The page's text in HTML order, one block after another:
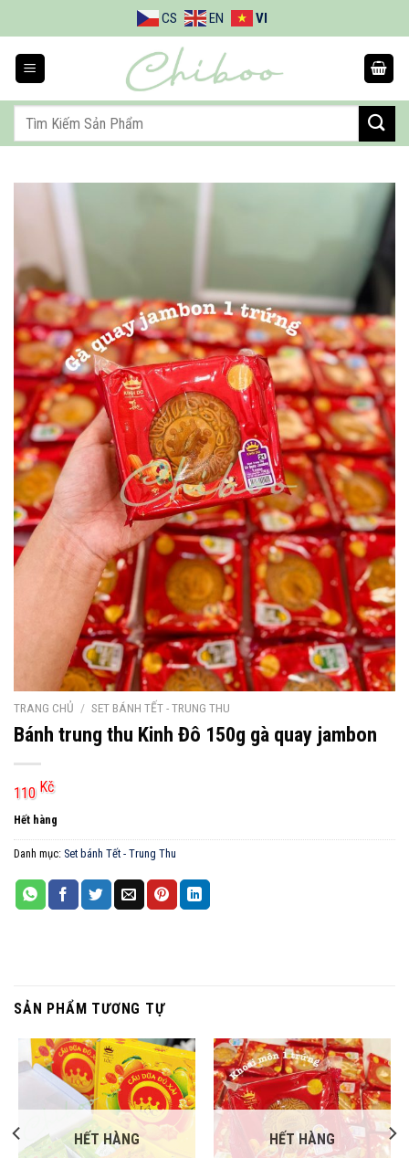
qua
dung
CS EN VI
Tìm
TRANG CHỦ / SET BÁNH TẾT - TRUNG THU
Bánh trung thu Kinh Đô 150g gà quay jambon
110 Kč
Hết hàng
Danh mục: Set bánh Tết - Trung Thu
SẢN PHẨM TƯƠNG TỰ
HẾT HÀNG HẾT HÀNG